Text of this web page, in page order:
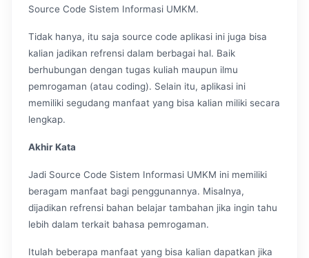
Source Code Sistem Informasi UMKM.
Tidak hanya, itu saja source code aplikasi ini juga bisa
kalian jadikan refrensi dalam berbagai hal. Baik
berhubungan dengan tugas kuliah maupun ilmu
pemrogaman (atau coding). Selain itu, aplikasi ini
memiliki segudang manfaat yang bisa kalian miliki secara
lengkap.
Akhir Kata
Jadi Source Code Sistem Informasi UMKM ini memiliki
beragam manfaat bagi penggunannya. Misalnya,
dijadikan refrensi bahan belajar tambahan jika ingin tahu
lebih dalam terkait bahasa pemrogaman.
Itulah beberapa manfaat yang bisa kalian dapatkan jika